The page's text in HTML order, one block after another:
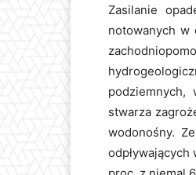
Zasilanie
notowanych w
stwarza
wodonośny.
odpływających